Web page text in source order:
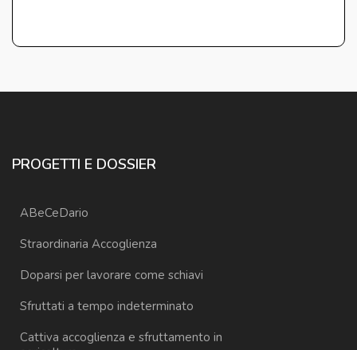
PROGETTI E DOSSIER
ABeCeDario
Straordinaria Accoglienza
Doparsi per lavorare come schiavi
Sfruttati a tempo indeterminato
Cattiva accoglienza e sfruttamento in